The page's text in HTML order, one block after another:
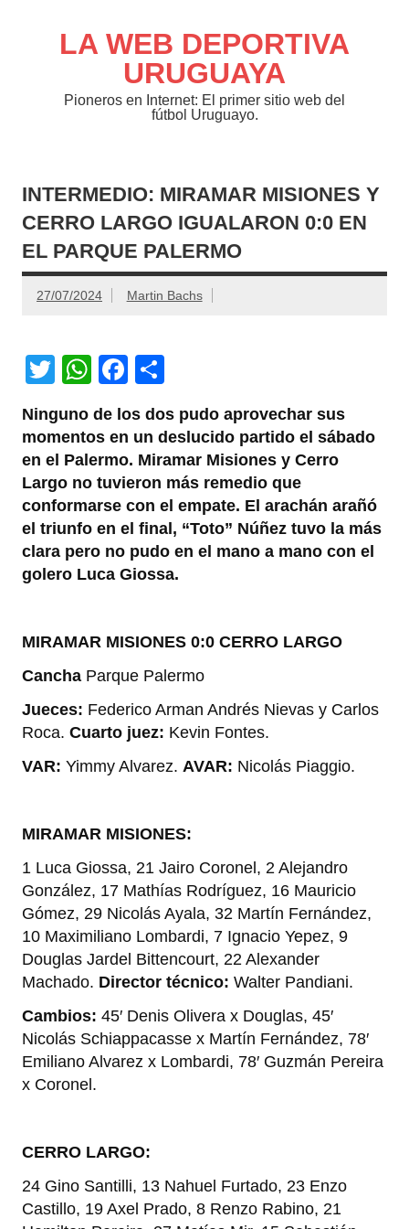
contenidoLA WEB DEPORTIVA
URUGUAYA
Pioneros en Internet: El primer sitio web del
fútbol Uruguayo.
INTERMEDIO: MIRAMAR MISIONES Y
CERRO LARGO IGUALARON 0:0 EN
EL PARQUE PALERMO
27/07/2024 Martin Bachs
T
tt
er
W
h
at
s
A
p
p
F
c
e
b
o
o
k
m
p
ar
tir
Ninguno de los dos pudo aprovechar sus
momentos en un deslucido partido el sábado
en el Palermo. Miramar Misiones y Cerro
Largo no tuvieron más remedio que
conformarse con el empate. El arachán arañó
el triunfo en el final, “Toto” Núñez tuvo la más
clara pero no pudo en el mano a mano con el
golero Luca Giossa.
MIRAMAR MISIONES 0:0 CERRO LARGO
Cancha Parque Palermo
Jueces: Federico Arman Andrés Nievas y Carlos
Roca. Cuarto juez: Kevin Fontes.
VAR: Yimmy Alvarez. AVAR: Nicolás Piaggio.
MIRAMAR MISIONES:
1 Luca Giossa, 21 Jairo Coronel, 2 Alejandro
González, 17 Mathías Rodríguez, 16 Mauricio
Gómez, 29 Nicolás Ayala, 32 Martín Fernández,
10 Maximiliano Lombardi, 7 Ignacio Yepez, 9
Douglas Jardel Bittencourt, 22 Alexander
Machado. Director técnico: Walter Pandiani.
Cambios: 45′ Denis Olivera x Douglas, 45′
Nicolás Schiappacasse x Martín Fernández, 78′
Emiliano Alvarez x Lombardi, 78′ Guzmán Pereira
x Coronel.
CERRO LARGO:
24 Gino Santilli, 13 Nahuel Furtado, 23 Enzo
Castillo, 19 Axel Prado, 8 Renzo Rabino, 21